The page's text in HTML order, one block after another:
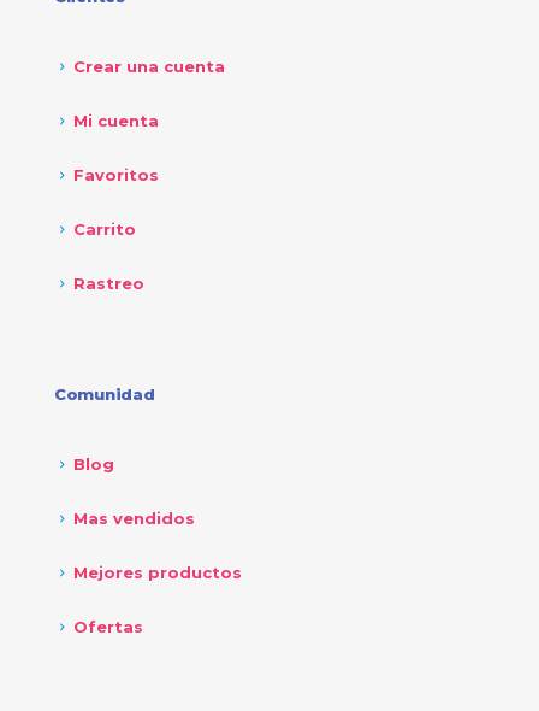
Crear una cuenta
Mi cuenta
Favoritos
Carrito
Rastreo
Comunidad
Blog
Mas vendidos
Mejores productos
Ofertas